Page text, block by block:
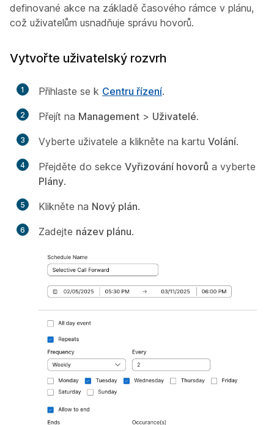
definované akce na základě časového rámce v plánu,
což uživatelům usnadňuje správu hovorů.
Vytvořte uživatelský rozvrh
1 Přihlaste se k Centru řízení.
2 Přejít na Management > Uživatelé.
3 Vyberte uživatele a klikněte na kartu Volání.
4 Přejděte do sekce Vyřizování hovorů a vyberte
Plány.
5 Klikněte na Nový plán.
6 Zadejte název plánu.